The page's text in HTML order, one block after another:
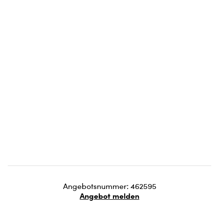
Angebotsnummer: 462595
Angebot melden